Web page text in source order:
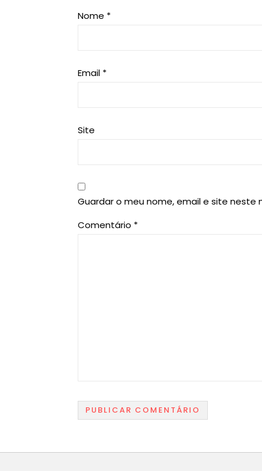
Nome *
Email *
Site
Guardar o meu nome, email e site
Comentário *